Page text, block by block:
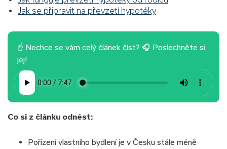
Jak se připravit na převzetí hypotéky
☝ Nechce se vám celý článek číst? 🎧 Poslechněte si
jej!
Co si z článku odnést:
Pořízení vlastního bydlení je v Česku stále méně